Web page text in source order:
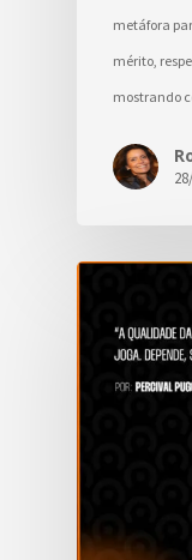
metáfora
mérito,
mostrando